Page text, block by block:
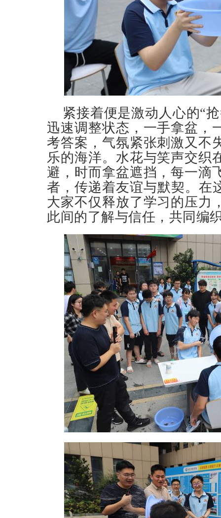
紧接着便是激动人心的“
迅速调整状态，一手拿盆，
考答案，气氛紧张刺激又不
乐的海洋。水花与笑声交织
避，时而拿盆遮挡，每一滴
者，传递着友谊与默契。在
大家不仅释放了学习的压力
此间的了解与信任，共同编